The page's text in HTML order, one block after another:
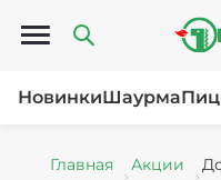
Открыть меню
НовинкиШаурма
Главная Акции